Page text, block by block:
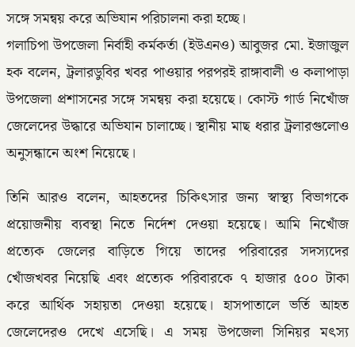
সঙ্গে সমন্বয় করে অভিযান পরিচালনা করা হচ্ছে।
গলাচিপা উপজেলা নির্বাহী কর্মকর্তা (ইউএনও) আবুজর মো. ইজাজুল
হক বলেন, ট্রলারডুবির খবর পাওয়ার পরপরই রাঙ্গাবালী ও কলাপাড়া
উপজেলা প্রশাসনের সঙ্গে সমন্বয় করা হয়েছে। কোস্ট গার্ড নিখোঁজ
জেলেদের উদ্ধারে অভিযান চালাচ্ছে। স্থানীয় মাছ ধরার ট্রলারগুলোও
অনুসন্ধানে অংশ নিয়েছে।
তিনি আরও বলেন, আহতদের চিকিৎসার জন্য স্বাস্থ্য বিভাগকে
প্রয়োজনীয় ব্যবস্থা নিতে নির্দেশ দেওয়া হয়েছে। আমি নিখোঁজ
প্রত্যেক জেলের বাড়িতে গিয়ে তাদের পরিবারের সদস্যদের
খোঁজখবর নিয়েছি এবং প্রত্যেক পরিবারকে ৭ হাজার ৫০০ টাকা
করে আর্থিক সহায়তা দেওয়া হয়েছে। হাসপাতালে ভর্তি আহত
জেলেদেরও দেখে এসেছি। এ সময় উপজেলা সিনিয়র মৎস্য